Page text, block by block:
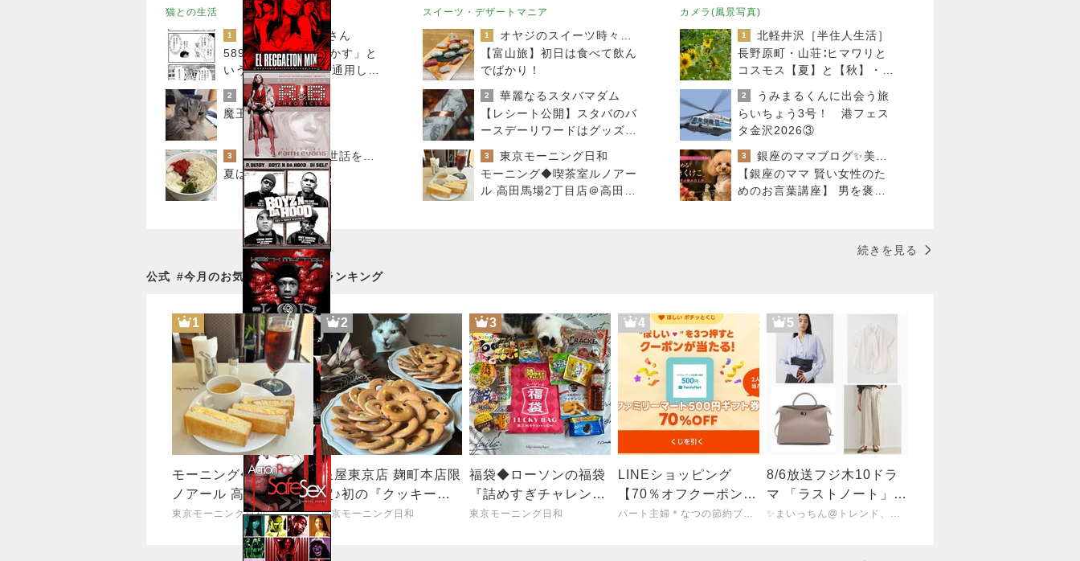
猫との生活
1
猫マンガ 米子さん
589話 「経験を生かす」と
いう言葉は猫様には通用しな
い
2
うちの魔王さま。
魔王ちゃん一周忌。
3
母さんは今日も世話をやく
夏はネバネバ
スイーツ・デザートマニア
1
オヤジのスイーツ時々ランニングブログ
【富山旅】初日は食べて飲ん
でばかり！
2
華麗なるスタバマダム
【レシート公開】スタバのバ
ースデーリワードはグッズに
も使える？5,900円の新作が
4,881円に
3
東京モーニング日和
モーニング◆喫茶室ルノアー
ル 高田馬場2丁目店＠高田馬
カメラ(風景写真)
1
北軽井沢［半住人生活］
長野原町・山荘∶ヒマワリと
コスモス【夏】と【秋】・夕
食 ・ ガス保安点検・・♪
2
うみまるくんに出会う旅
らいちょう3号！ 港フェス
タ金沢2026③
3
銀座のママブログ✨美肌で開運✨銀座ママが作った化粧品✨銀座クラブ高嶋25歳で開店✨高嶋りえ子 お着物でエルメス バーキン コーデ
【銀座のママ 賢い女性のた
めのお言葉講座】 男を褒め
続きを見る
公式 #今月のお気に入り の記事ランキング
1
モーニング◆喫茶室ル
ノアール 高田馬場2丁
目店＠高田馬場
東京モーニング日和
2
泉屋東京店 麹町本店限
定♪初の『クッキーの
詰め放題』に参加！！
東京モーニング日和
3
福袋◆ローソンの福袋
『詰めすぎチャレンジ
LUCKY BAG あふれそ
東京モーニング日和
4
LINEショッピング
【70％オフクーポンが
当たる】ファミマギフ
パート主婦＊なつの節約ブログ＊低収入でも心豊かな暮らし
5
8/6放送フジ木10ドラ
マ 「ラストノート」第
5話【内田有紀 衣装】
✨まいっちん@トレンド、テレビで紹介された商品、ドラマ衣装などお買い得情報✨